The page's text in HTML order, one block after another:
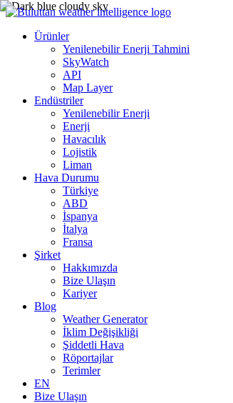
Ürünler
Yenilenebilir Enerji Tahmini
SkyWatch
API
Map Layer
Endüstriler
Yenilenebilir Enerji
Enerji
Havacılık
Lojistik
Liman
Hava Durumu
Türkiye
ABD
İspanya
İtalya
Fransa
Şirket
Hakkımızda
Bize Ulaşın
Kariyer
Blog
Weather Generator
İklim Değişikliği
Şiddetli Hava
Röportajlar
Terimler
EN
Bize Ulaşın